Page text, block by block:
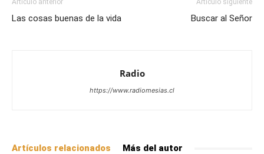
Artículo anterior
Las cosas buenas de la vida
Artículo siguiente
Buscar al Señor
Radio
https://www.radiomesias.cl
Artículos relacionados Más del autor